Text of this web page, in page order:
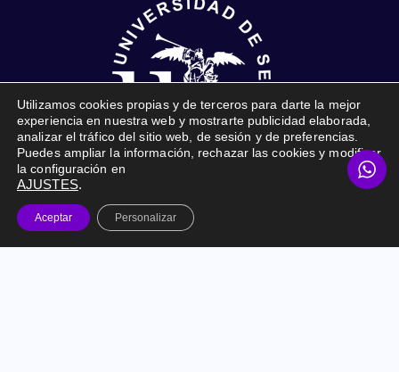
Online Marketing Prime © 2026. Todos los derechos
reservados. |Marketing Digital para empresas
Utilizamos cookies propias y de terceros para darte la mejor
experiencia en nuestra web y mostrarte publicidad elaborada,
analizar el tráfico del sitio web, de sesión y de preferencias.
Puedes ampliar la información, rechazar las cookies y modificar
la configuración en
AJUSTES.
Aceptar Personalizar